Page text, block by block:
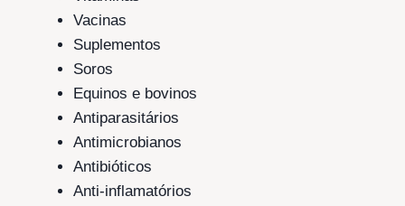
Vacinas
Suplementos
Soros
Equinos e bovinos
Antiparasitários
Antimicrobianos
Antibióticos
Anti-inflamatórios